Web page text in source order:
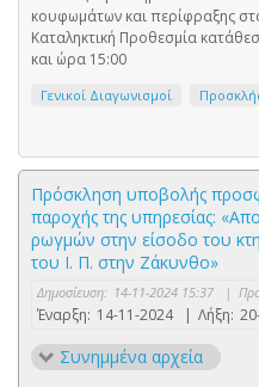
κουφωμάτων και περίφραξης
Καταληκτική Προθεσμία
και ώρα 15:00
Γενικοί Διαγωνισμοί
Πρόσκληση υποβολής
παροχής της υπηρεσίας:
ρωγμών στην είσοδο του
του Ι. Π. στην Ζάκυνθο»
Δημοσίευση: 14-11-2024 15:37 |
Έναρξη: 14-11-2024 | Λήξη:
Συνημμένα αρχεία